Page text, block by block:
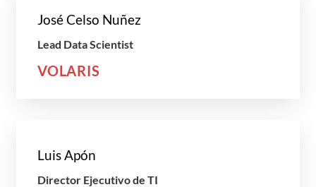
José Celso Nuñez
Lead Data Scientist
VOLARIS
Luis Apón
Director Ejecutivo de TI